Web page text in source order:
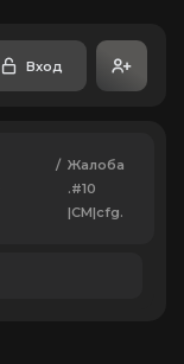
Вход
/ Жалоба
.#10
|CM|cfg.